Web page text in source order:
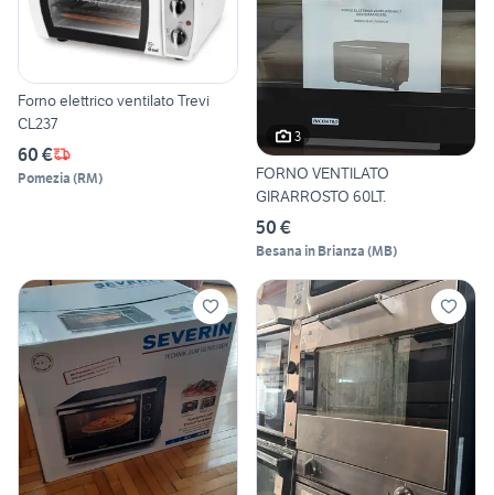
Forno elettrico ventilato Trevi
CL237
60 €
Pomezia (RM)
3
FORNO VENTILATO
GIRARROSTO 60LT.
50 €
Besana in Brianza (MB)